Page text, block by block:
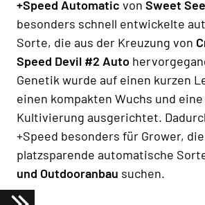
+Speed Automatic von Sweet
besonders schnell entwickelte
Sorte, die aus der Kreuzung von
Speed Devil #2 Auto
Genetik wurde auf einen kurzen
einen kompakten Wuchs und
Kultivierung ausgerichtet.
+Speed besonders für Grower,
platzsparende automatische
und Outdooranbau suchen.